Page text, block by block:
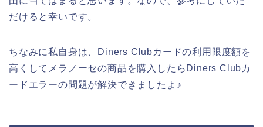
だけると幸いです。
ちなみに私自身は、Diners Clubカードの利用限度額を
高くしてメラノーセの商品を購入したらDiners Clubカ
ードエラーの問題が解決できましたよ♪